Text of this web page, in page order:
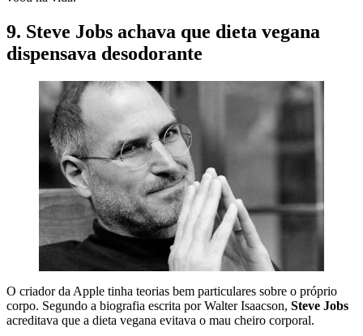
9. Steve Jobs achava que dieta vegana
dispensava desodorante
O criador da Apple tinha teorias bem particulares sobre o próprio
corpo. Segundo a biografia escrita por Walter Isaacson, Steve Jobs
acreditava que a dieta vegana evitava o mau cheiro corporal.